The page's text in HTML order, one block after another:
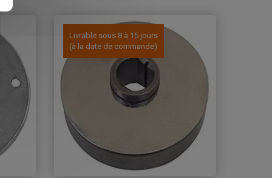
Livrable sous 8 à 15 jours
(à la date de commande)